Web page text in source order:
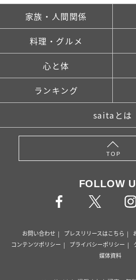
家族・人間関係
料理・グルメ
心と体
ランキング
saitaとは
TOP
FOLLOW
お問い合わせ プレスリリースはこちら
コンテンツポリシー
プライバシーポリシー
媒体資料